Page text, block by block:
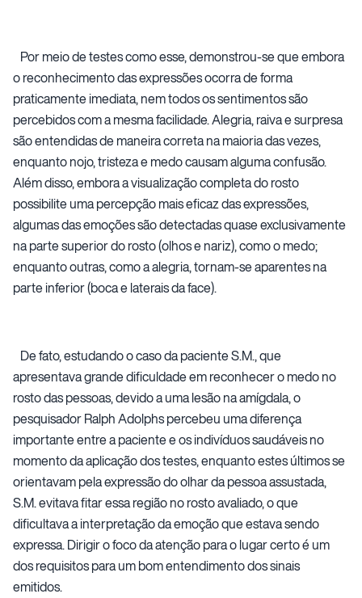
Por meio de testes como esse, demonstrou-se que embora
o reconhecimento das expressões ocorra de forma
praticamente imediata, nem todos os sentimentos são
percebidos com a mesma facilidade. Alegria, raiva e surpresa
são entendidas de maneira correta na maioria das vezes,
enquanto nojo, tristeza e medo causam alguma confusão.
Além disso, embora a visualização completa do rosto
possibilite uma percepção mais eficaz das expressões,
algumas das emoções são detectadas quase exclusivamente
na parte superior do rosto (olhos e nariz), como o medo;
enquanto outras, como a alegria, tornam-se aparentes na
parte inferior (boca e laterais da face).
De fato, estudando o caso da paciente S.M., que
apresentava grande dificuldade em reconhecer o medo no
rosto das pessoas, devido a uma lesão na amígdala, o
pesquisador Ralph Adolphs percebeu uma diferença
importante entre a paciente e os indivíduos saudáveis no
momento da aplicação dos testes, enquanto estes últimos se
orientavam pela expressão do olhar da pessoa assustada,
S.M. evitava fitar essa região no rosto avaliado, o que
dificultava a interpretação da emoção que estava sendo
expressa. Dirigir o foco da atenção para o lugar certo é um
dos requisitos para um bom entendimento dos sinais
emitidos.